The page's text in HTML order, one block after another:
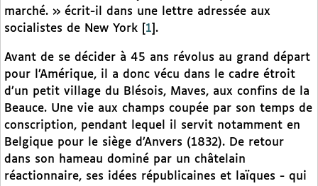
marché. » écrit-il dans une lettre adressée aux
socialistes de New York
1 .
Avant de se décider à 45 ans révolus au grand départ
pour l’Amérique, il a donc vécu dans le cadre étroit
d’un petit village du Blésois, Maves, aux confins de la
Beauce. Une vie aux champs coupée par son temps de
conscription, pendant lequel il servit notamment en
Belgique pour le siège d’Anvers (1832). De retour
dans son hameau dominé par un châtelain
réactionnaire, ses idées républicaines et laïques - qui